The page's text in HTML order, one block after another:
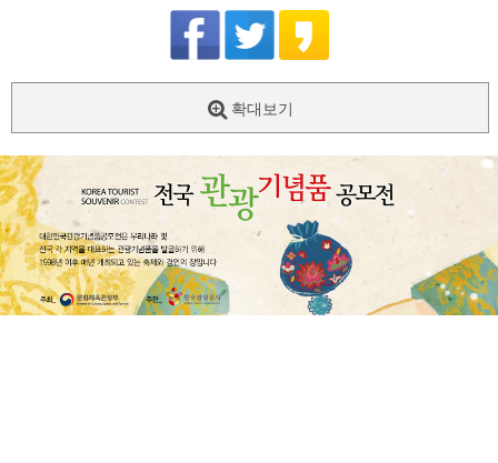
확대보기